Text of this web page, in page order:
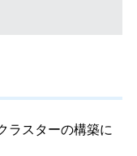
ラスターの構築に